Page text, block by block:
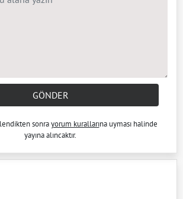
GÖNDER
sonrayorum kurallarına uyması halinde
yayına alıncaktır.